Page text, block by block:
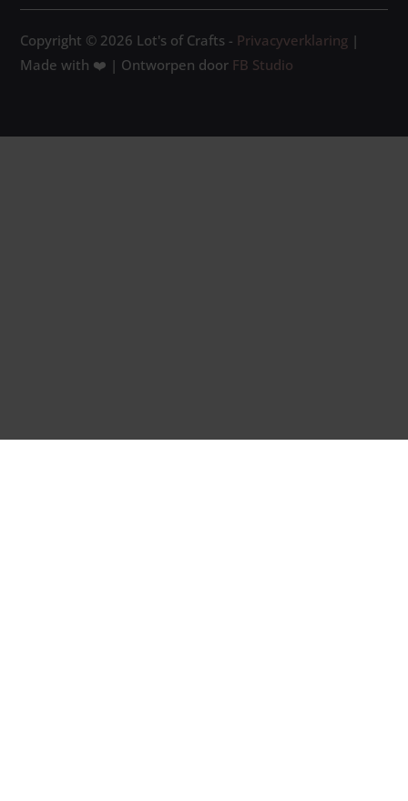
Copyright © 2026 Lot's of Crafts - Privacyverklaring |
Made with ❤️ | Ontworpen door FB Studio